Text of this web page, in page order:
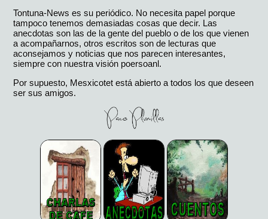
Tontuna-News es su periódico. No necesita papel porque
tampoco tenemos demasiadas cosas que decir. Las
anecdotas son las de la gente del pueblo o de los que vienen
a acompañarnos, otros escritos son de lecturas que
aconsejamos y noticias que nos parecen interesantes,
siempre con nuestra visión poersoanl.
Por supuesto, Mesxicotet está abierto a todos los que deseen
ser sus amigos.